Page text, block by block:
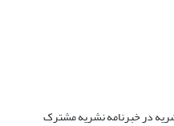
در خبرنامه نشریه مشترک